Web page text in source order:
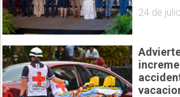
24 de